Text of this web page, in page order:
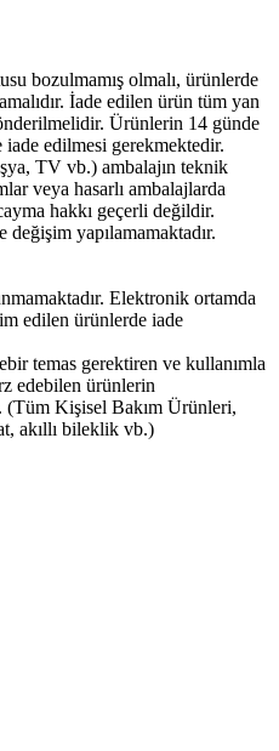
bozulmamış olmalı, ürünlerde
İade edilen ürün tüm yan
Ürünlerin 14 günde
edilmesi gerekmektedir.
TV vb.) ambalajın teknik
veya hasarlı ambalajlarda
hakkı geçerli değildir.
değişim yapılamamaktadır.
Elektronik ortamda
edilen ürünlerde iade
temas gerektiren ve kullanımla
edebilen ürünlerin
(Tüm Kişisel Bakım Ürünleri,
akıllı bileklik vb.)